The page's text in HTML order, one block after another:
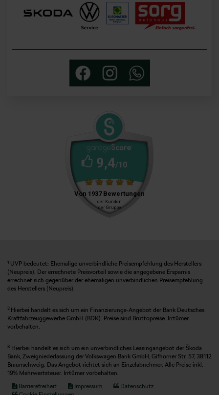
1 UVP bedeutet: Ehemalige unverbindliche Preisempfehlung des Herstellers
(Neupreis). Der errechnete Preisvorteil sowie die angegebene Ersparnis
errechnet sich gegenüber der ehemaligen unverbindlichen Preisempfehlung
des Herstellers (Neupreis).
2 Hierbei handelt es sich um ein Finanzierungs-Angebot der Bank Deutsches
Kraftfahrzeuggewerbe GmbH (BDK). Preise sind Bruttopreise. Irrtümer
vorbehalten.
3 Hierbei handelt es sich um ein unverbindliches Leasingangebot der Škoda
Bank, Zweigniederlassung der Volkswagen Bank GmbH, Gifhorner Str. 57, 38112
Braunschweig. Das Angebot richtet sich an Einzelabnehmer. Alle Preise inkl.
19% Mehrwertsteuer. Irrtümer vorbehalten.
Barrierefreiheit
Impressum
Datenschutz